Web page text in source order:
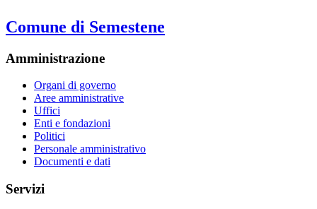
Comune di Semestene
Amministrazione
Organi di governo
Aree amministrative
Uffici
Enti e fondazioni
Politici
Personale amministrativo
Documenti e dati
Servizi